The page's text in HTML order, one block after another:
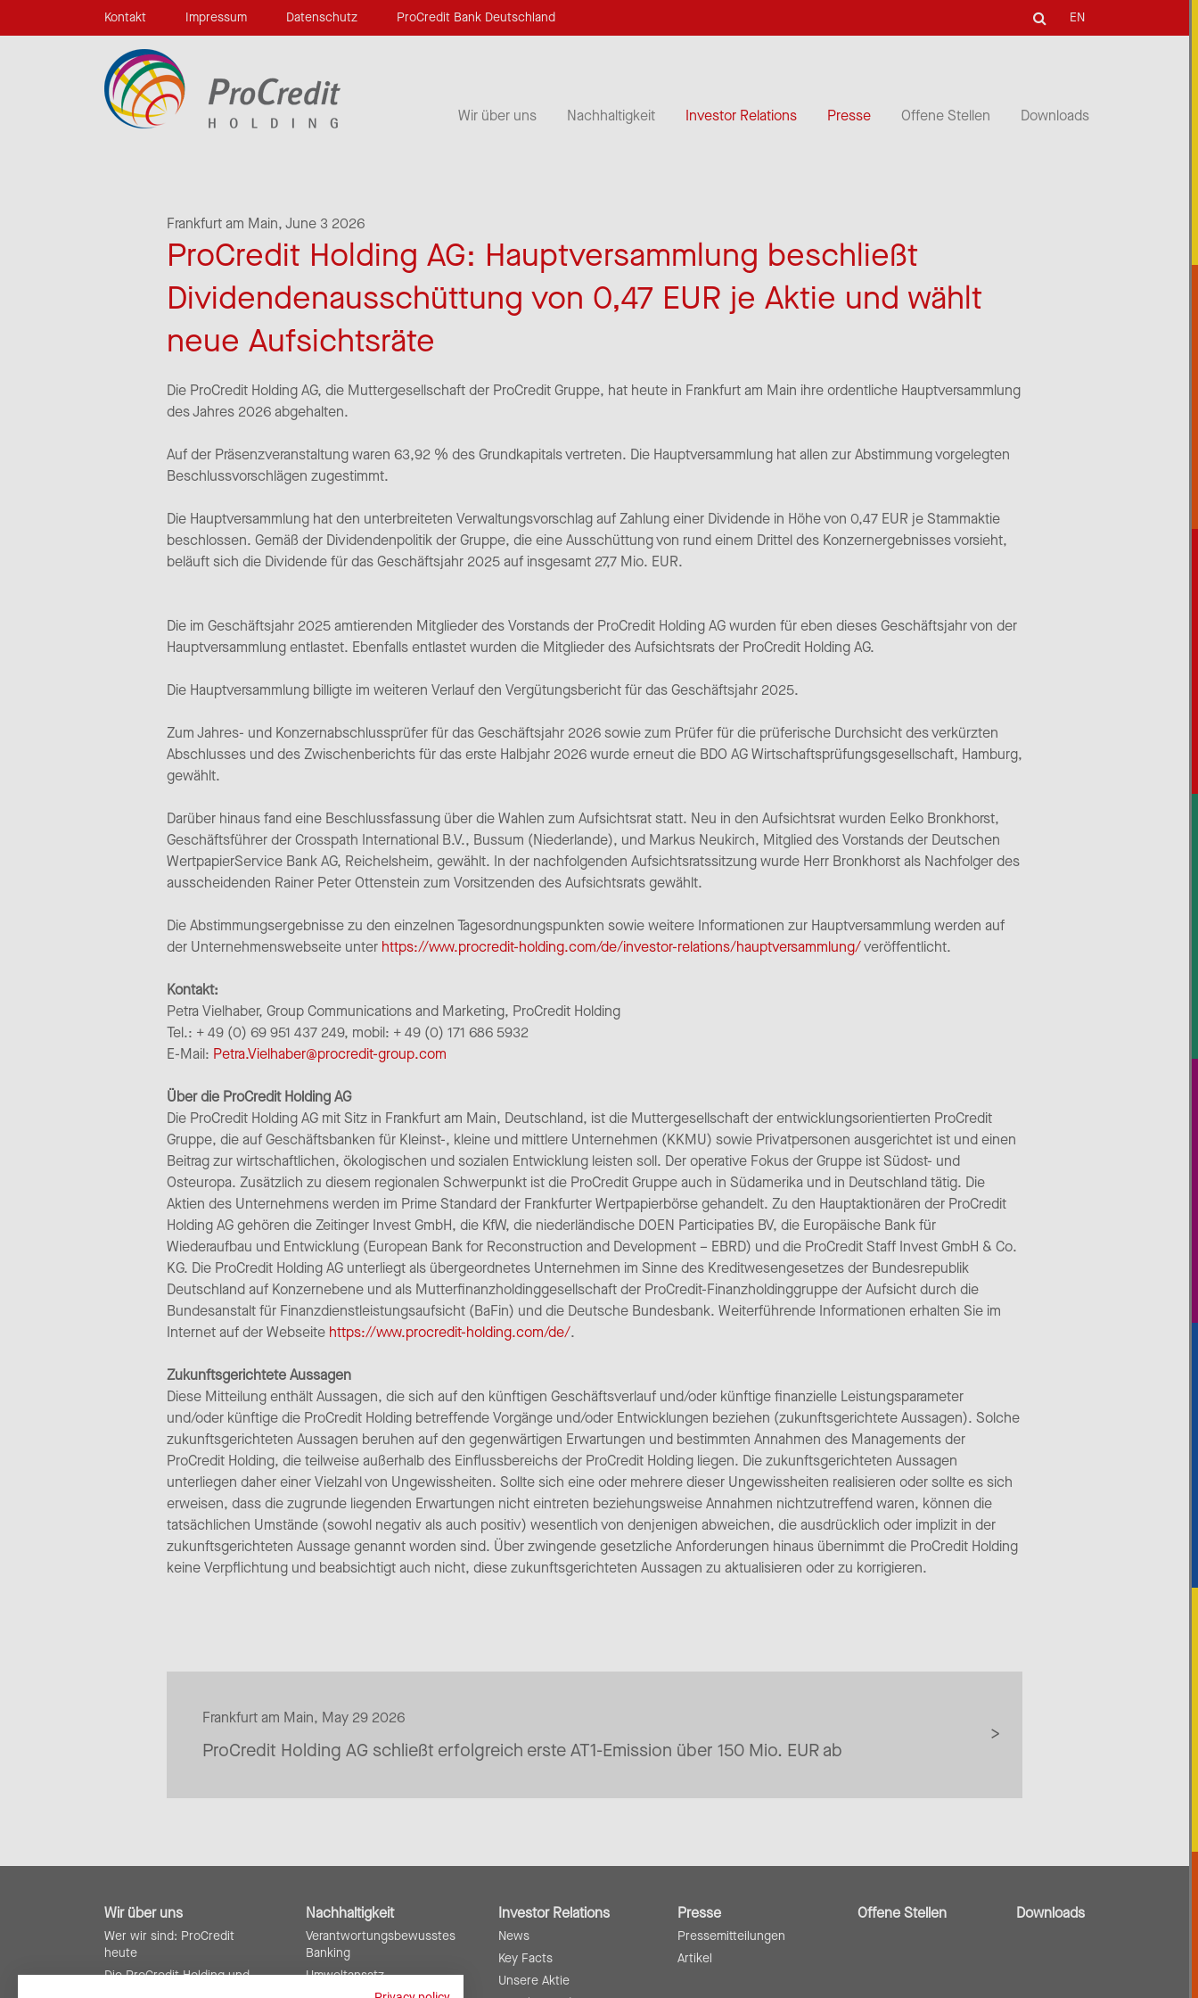
Kontakt Impressum Datenschutz ProCredit Bank Deutschland EN
Wir über uns Nachhaltigkeit Investor Relations Presse Offene Stellen Downloads
Frankfurt am Main,June 3 2026
ProCredit Holding AG: Hauptversammlung beschließt
Dividendenausschüttung von 0,47 EUR je Aktie und wählt
neue Aufsichtsräte
Die ProCredit Holding AG, die Muttergesellschaft der ProCredit Gruppe, hat heute in Frankfurt am Main ihre ordentliche Hauptversammlung
des Jahres 2026 abgehalten.
Auf der Präsenzveranstaltung waren 63,92 % des Grundkapitals vertreten. Die Hauptversammlung hat allen zur Abstimmung vorgelegten
Beschlussvorschlägen zugestimmt.
Die Hauptversammlung hat den unterbreiteten Verwaltungsvorschlag auf Zahlung einer Dividende in Höhe von 0,47 EUR je Stammaktie
beschlossen. Gemäß der Dividendenpolitik der Gruppe, die eine Ausschüttung von rund einem Drittel des Konzernergebnisses vorsieht,
beläuft sich die Dividende für das Geschäftsjahr 2025 auf insgesamt 27,7 Mio. EUR.
Die im Geschäftsjahr 2025 amtierenden Mitglieder des Vorstands der ProCredit Holding AG wurden für eben dieses Geschäftsjahr von der
Hauptversammlung entlastet. Ebenfalls entlastet wurden die Mitglieder des Aufsichtsrats der ProCredit Holding AG.
Die Hauptversammlung billigte im weiteren Verlauf den Vergütungsbericht für das Geschäftsjahr 2025.
Zum Jahres- und Konzernabschlussprüfer für das Geschäftsjahr 2026 sowie zum Prüfer für die prüferische Durchsicht des verkürzten
Abschlusses und des Zwischenberichts für das erste Halbjahr 2026 wurde erneut die BDO AG Wirtschaftsprüfungsgesellschaft, Hamburg,
gewählt.
Darüber hinaus fand eine Beschlussfassung über die Wahlen zum Aufsichtsrat statt. Neu in den Aufsichtsrat wurden Eelko Bronkhorst,
Geschäftsführer der Crosspath International B.V., Bussum (Niederlande), und Markus Neukirch, Mitglied des Vorstands der Deutschen
WertpapierService Bank AG, Reichelsheim, gewählt. In der nachfolgenden Aufsichtsratssitzung wurde Herr Bronkhorst als Nachfolger des
ausscheidenden Rainer Peter Ottenstein zum Vorsitzenden des Aufsichtsrats gewählt.
Die Abstimmungsergebnisse zu den einzelnen Tagesordnungspunkten sowie weitere Informationen zur Hauptversammlung werden auf
der Unternehmenswebseite unter https://www.procredit-holding.com/de/investor-relations/hauptversammlung/veröffentlicht.
Kontakt:
Petra Vielhaber, Group Communications and Marketing, ProCredit Holding
Tel.: + 49 (0) 69 951 437 249, mobil: + 49 (0) 171 686 5932
E-Mail: Petra.Vielhaber@procredit-group.com
Über die ProCredit Holding AG
Die ProCredit Holding AG mit Sitz in Frankfurt am Main, Deutschland, ist die Muttergesellschaft der entwicklungsorientierten ProCredit
Gruppe, die auf Geschäftsbanken für Kleinst-, kleine und mittlere Unternehmen (KKMU) sowie Privatpersonen ausgerichtet ist und einen
Beitrag zur wirtschaftlichen, ökologischen und sozialen Entwicklung leisten soll. Der operative Fokus der Gruppe ist Südost- und
Osteuropa. Zusätzlich zu diesem regionalen Schwerpunkt ist die ProCredit Gruppe auch in Südamerika und in Deutschland tätig. Die
Aktien des Unternehmens werden im Prime Standard der Frankfurter Wertpapierbörse gehandelt. Zu den Hauptaktionären der ProCredit
Holding AG gehören die Zeitinger Invest GmbH, die KfW, die niederländische DOEN Participaties BV, die Europäische Bank für
Wiederaufbau und Entwicklung (European Bank for Reconstruction and Development – EBRD) und die ProCredit Staff Invest GmbH & Co.
KG. Die ProCredit Holding AG unterliegt als übergeordnetes Unternehmen im Sinne des Kreditwesengesetzes der Bundesrepublik
Deutschland auf Konzernebene und als Mutterfinanzholdinggesellschaft der ProCredit-Finanzholdinggruppe der Aufsicht durch die
Bundesanstalt für Finanzdienstleistungsaufsicht (BaFin) und die Deutsche Bundesbank. Weiterführende Informationen erhalten Sie im
Internet auf der Webseite https://www.procredit-holding.com/de/.
Zukunftsgerichtete Aussagen
Diese Mitteilung enthält Aussagen, die sich auf den künftigen Geschäftsverlauf und/oder künftige finanzielle Leistungsparameter
und/oder künftige die ProCredit Holding betreffende Vorgänge und/oder Entwicklungen beziehen (zukunftsgerichtete Aussagen). Solche
zukunftsgerichteten Aussagen beruhen auf den gegenwärtigen Erwartungen und bestimmten Annahmen des Managements der
ProCredit Holding, die teilweise außerhalb des Einflussbereichs der ProCredit Holding liegen. Die zukunftsgerichteten Aussagen
unterliegen daher einer Vielzahl von Ungewissheiten. Sollte sich eine oder mehrere dieser Ungewissheiten realisieren oder sollte es sich
erweisen, dass die zugrunde liegenden Erwartungen nicht eintreten beziehungsweise Annahmen nichtzutreffend waren, können die
tatsächlichen Umstände (sowohl negativ als auch positiv) wesentlich von denjenigen abweichen, die ausdrücklich oder implizit in der
zukunftsgerichteten Aussage genannt worden sind. Über zwingende gesetzliche Anforderungen hinaus übernimmt die ProCredit Holding
keine Verpflichtung und beabsichtigt auch nicht, diese zukunftsgerichteten Aussagen zu aktualisieren oder zu korrigieren.
Frankfurt am Main, May 29 2026
ProCredit Holding AG schließt erfolgreich erste AT1-Emission über 150 Mio. EUR ab
Wir über uns
Wer wir sind: ProCredit
heute
Die ProCredit Holding und
Nachhaltigkeit
Verantwortungsbewusstes
Banking
Umweltansatz
Investor Relations
News
Key Facts
Unsere Aktie
Presse
Pressemitteilungen
Artikel
Offene Stellen Downloads